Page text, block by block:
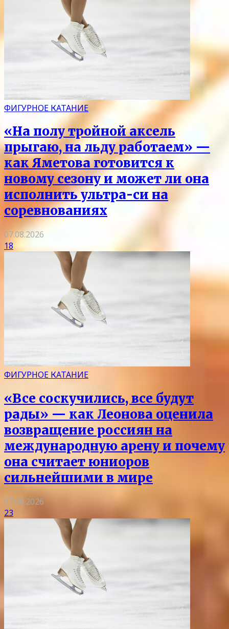
ФИГУРНОЕ КАТАНИЕ
«На полу тройной аксель
прыгаю, на льду работаем» —
как Яметова готовится к
новому сезону и может ли она
исполнить ультра-си на
соревнованиях
07.08.2026
18
ФИГУРНОЕ КАТАНИЕ
«Все соскучились, все будут
рады» — как Леонова оценила
возвращение россиян на
международную арену и почему
она считает юниоров
сильнейшими в мире
07.08.2026
23